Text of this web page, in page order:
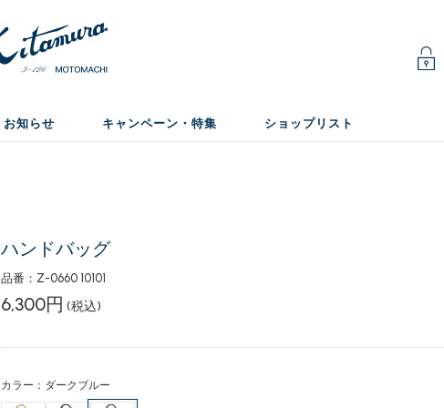
お知らせ キャンペーン・特集 ショップリスト
ハンドバッグ
品番：Z-0660 10101
6,300円 (税込)
カラー：ダークブルー